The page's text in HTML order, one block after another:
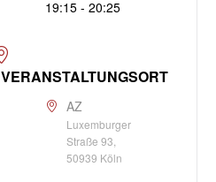
19:15 - 20:25
VERANSTALTUNGSORT
AZ
Luxemburger
Straße 93,
50939 Köln